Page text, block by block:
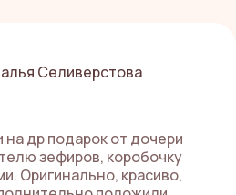
Селиверстова
на др подарок от дочери
зефиров, коробочку
Оригинально, красиво,